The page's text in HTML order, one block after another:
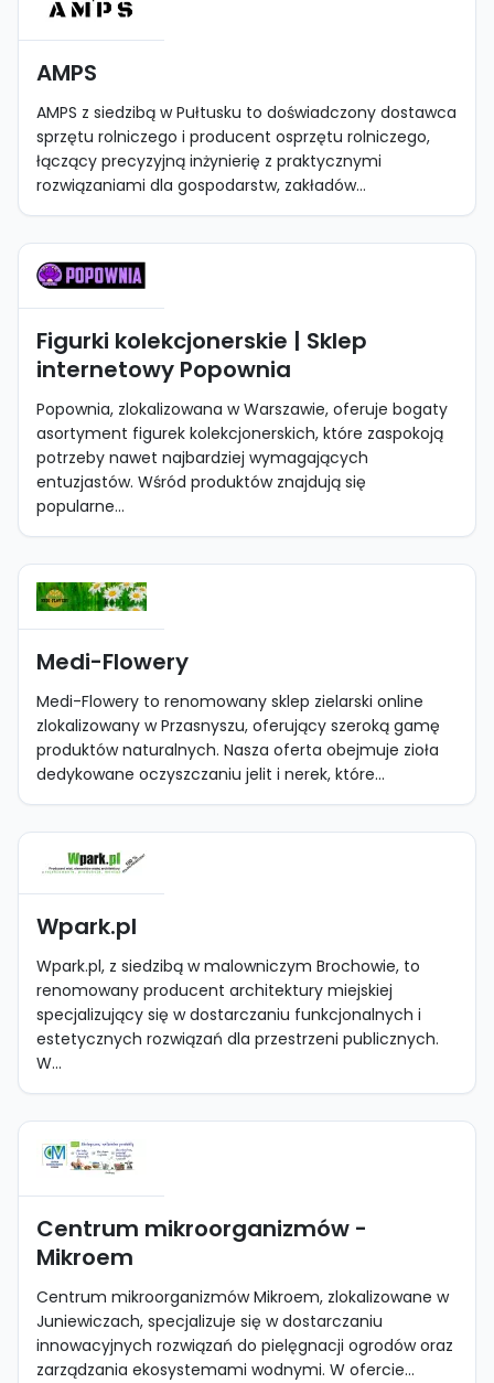
AMPS
AMPS z siedzibą w Pułtusku to doświadczony dostawca
sprzętu rolniczego i producent osprzętu rolniczego,
łączący precyzyjną inżynierię z praktycznymi
rozwiązaniami dla gospodarstw, zakładów...
Figurki kolekcjonerskie | Sklep
internetowy Popownia
Popownia, zlokalizowana w Warszawie, oferuje bogaty
asortyment figurek kolekcjonerskich, które zaspokoją
potrzeby nawet najbardziej wymagających
entuzjastów. Wśród produktów znajdują się
popularne...
Medi-Flowery
Medi-Flowery to renomowany sklep zielarski online
zlokalizowany w Przasnyszu, oferujący szeroką gamę
produktów naturalnych. Nasza oferta obejmuje zioła
dedykowane oczyszczaniu jelit i nerek, które...
Wpark.pl
Wpark.pl, z siedzibą w malowniczym Brochowie, to
renomowany producent architektury miejskiej
specjalizujący się w dostarczaniu funkcjonalnych i
estetycznych rozwiązań dla przestrzeni publicznych.
W...
Centrum mikroorganizmów -
Mikroem
Centrum mikroorganizmów Mikroem, zlokalizowane w
Juniewiczach, specjalizuje się w dostarczaniu
innowacyjnych rozwiązań do pielęgnacji ogrodów oraz
zarządzania ekosystemami wodnymi. W ofercie...